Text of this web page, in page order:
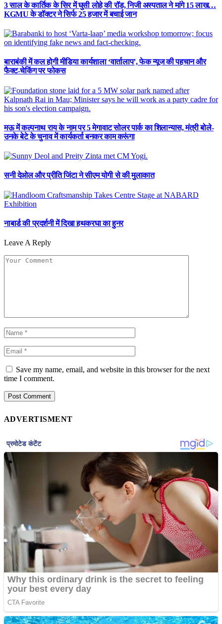
3 साल के कार्तिक के सिर में घुसी लोहे की रॉड, निजी अस्पताल ने मांगे 15 लाख…
KGMU के डॉक्टर ने सिर्फ 25 हजार में बचाई जान
बाराबंकी में कल होगी मीडिया कार्यशाला ‘वार्तालाप’, फेक न्यूज की पहचान और
फैक्ट-चेकिंग पर फोकस
मऊ में कल्पनाथ राय के नाम पर 5 मेगावाट सोलर पार्क का शिलान्यास, मंत्री बोले-
उनके बेटे के चुनाव में कार्यकर्ता बनकर काम करूंगा
सनी देओल और प्रीति जिंटा ने सीएम योगी से की मुलाकात
नाबार्ड की प्रदर्शनी में दिखा हथकरघा का हुनर
Leave A Reply
Save my name, email, and website in this browser for the next
time I comment.
ADVERTISMENT